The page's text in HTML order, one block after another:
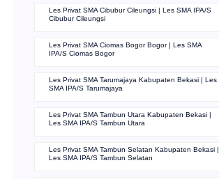
Les Privat SMA Cibubur Cileungsi | Les SMA IPA/S
Cibubur Cileungsi
Les Privat SMA Ciomas Bogor Bogor | Les SMA
IPA/S Ciomas Bogor
Les Privat SMA Tarumajaya Kabupaten Bekasi | Les
SMA IPA/S Tarumajaya
Les Privat SMA Tambun Utara Kabupaten Bekasi |
Les SMA IPA/S Tambun Utara
Les Privat SMA Tambun Selatan Kabupaten Bekasi |
Les SMA IPA/S Tambun Selatan